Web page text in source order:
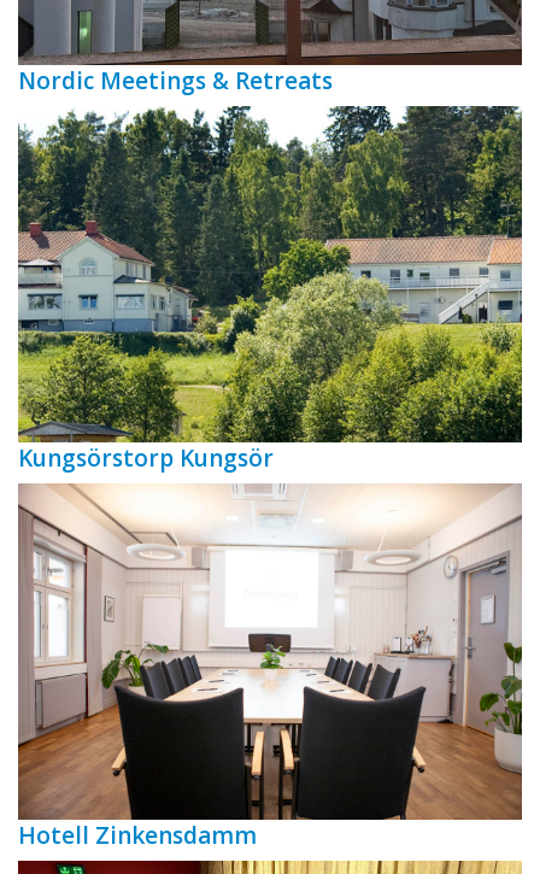
Nordic Meetings & Retreats
Kungsörstorp Kungsör
Hotell Zinkensdamm